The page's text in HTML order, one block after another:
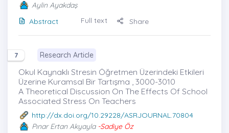
Aylin Ayakdaş
Abstract
Full text Share
7 Research Article
Okul Kaynaklı Stresin Öğretmen Üzerindeki Etkileri
Üzerine Kuramsal Bir Tartışma , 3000-3010
A Theoretical Discussion On The Effects Of School
Associated Stress On Teachers
http://dx.doi.org/10.29228/ASRJOURNAL.70804
Pınar Ertan Akyayla -Sadiye Öz